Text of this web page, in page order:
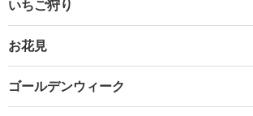
いちご狩り
お花見
ゴールデンウィーク